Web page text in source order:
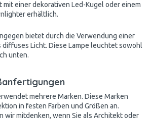
mit einer dekorativen Led-Kugel oder einem
erhältlich.
bietet durch die Verwendung einer
Licht. Diese Lampe leuchtet sowohl
unten.
mehrere Marken. Diese Marken
in festen Farben und Größen an.
wir mitdenken, wenn Sie als Architekt oder